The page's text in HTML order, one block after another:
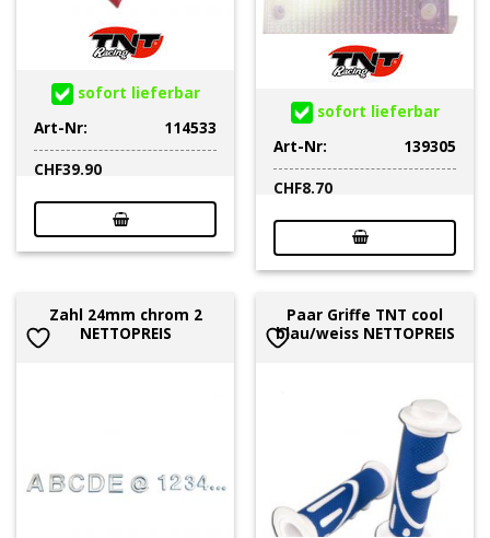
sofort lieferbar
Art-Nr:
114533
CHF39.90
sofort lieferbar
Art-Nr:
139305
CHF8.70
Zahl 24mm chrom 2
NETTOPREIS
Paar Griffe TNT cool
blau/weiss NETTOPREIS